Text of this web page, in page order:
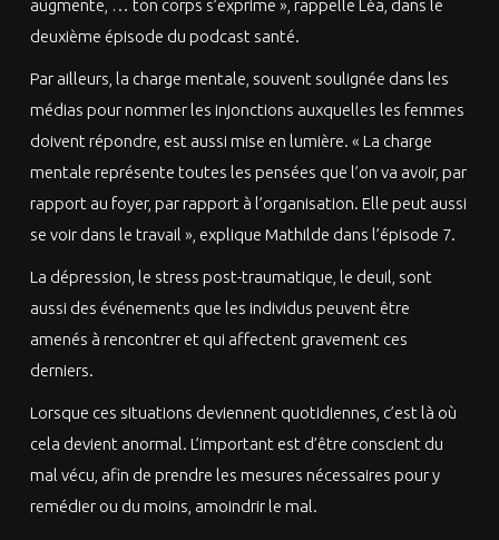
augmente, … ton corps s’exprime », rappelle Léa, dans le
deuxième épisode du podcast santé.
Par ailleurs, la charge mentale, souvent soulignée dans les
médias pour nommer les injonctions auxquelles les femmes
doivent répondre, est aussi mise en lumière. « La charge
mentale représente toutes les pensées que l’on va avoir, par
rapport au foyer, par rapport à l’organisation. Elle peut aussi
se voir dans le travail », explique Mathilde dans l’épisode 7.
La dépression, le stress post-traumatique, le deuil, sont
aussi des événements que les individus peuvent être
amenés à rencontrer et qui affectent gravement ces
derniers.
Lorsque ces situations deviennent quotidiennes, c’est là où
cela devient anormal. L’important est d’être conscient du
mal vécu, afin de prendre les mesures nécessaires pour y
remédier ou du moins, amoindrir le mal.